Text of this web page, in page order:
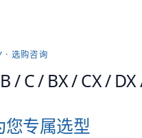
· 选购咨询
/ C / BX / CX / DX
您专属选型